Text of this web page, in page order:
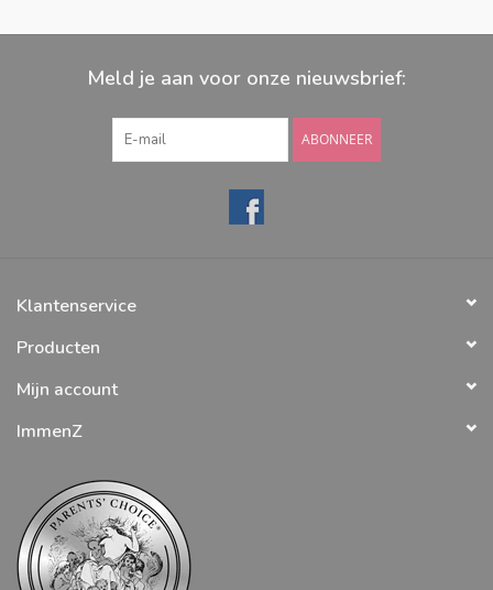
Meld je aan voor onze nieuwsbrief:
ABONNEER
Klantenservice
Producten
Mijn account
ImmenZ